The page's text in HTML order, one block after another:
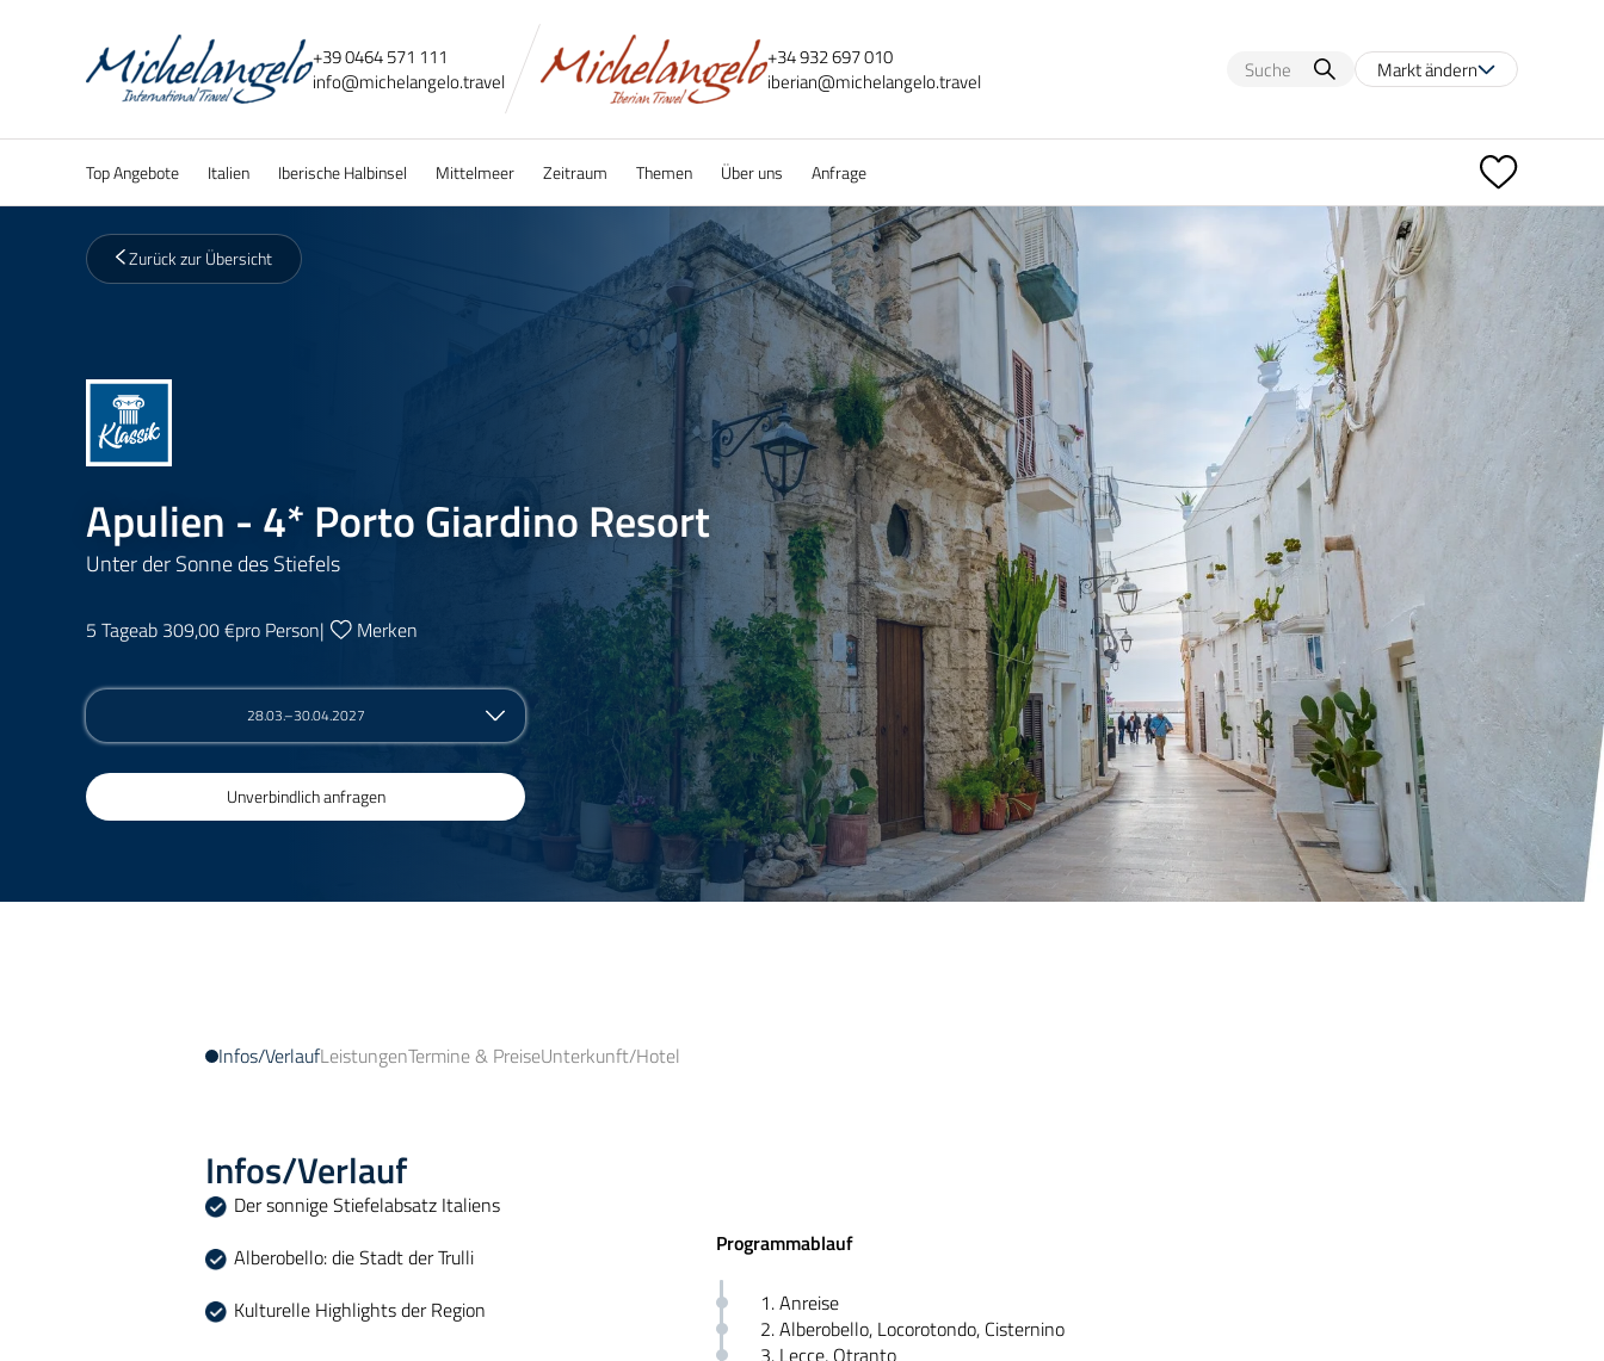
+39 0464 571 111
info@michelangelo.travel
+34 932 697 010
iberian@michelangelo.travel Markt ändern
Top Angebote Italien Iberische Halbinsel Mittelmeer Zeitraum Themen Über uns Anfrage
Zurück zur Übersicht
Apulien - 4* Porto Giardino Resort
Unter der Sonne des Stiefels
5 Tageab 309,00 €pro Person| Merken
28.03.–30.04.2027
Unverbindlich anfragen
Infos/VerlaufLeistungenTermine & PreiseUnterkunft/Hotel
Infos/Verlauf
Der sonnige Stiefelabsatz Italiens
Alberobello: die Stadt der Trulli
Kulturelle Highlights der Region
Programmablauf
1. Anreise
2. Alberobello, Locorotondo, Cisternino
3. Lecce, Otranto